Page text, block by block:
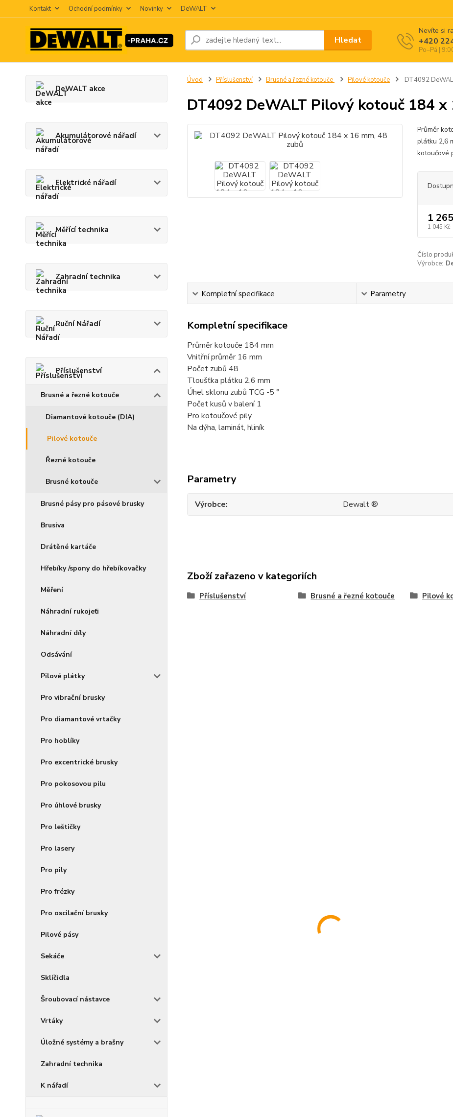
Kontakt Ochodní podmínky Novinky DeWALT
Hledat
Nevíte si
+420
Po–Pá |
DeWALT akce
Akumulátorové nářadí
Elektrické nářadí
Měřící technika
Zahradní technika
Ruční Nářadí
Příslušenství
Brusné a řezné kotouče
Diamantové kotouče (DIA)
Pilové kotouče
Řezné kotouče
Brusné kotouče
Brusné pásy pro pásové brusky
Brusiva
Drátěné kartáče
Hřebíky /spony do hřebíkovačky
Měření
Náhradní rukojeťi
Náhradní díly
Odsávání
Pilové plátky
Pro vibrační brusky
Pro diamantové vrtačky
Pro hoblíky
Pro excentrické brusky
Pro pokosovou pilu
Pro úhlové brusky
Pro leštičky
Pro lasery
Pro pily
Pro frézky
Pro oscilační brusky
Pilové pásy
Sekáče
Sklíčidla
Šroubovací nástavce
Vrtáky
Úložné systémy a brašny
Zahradní technika
K nářadí
Úvod Příslušenství Brusné a řezné kotouče Pilové kotouče DT4092
DT4092 DeWALT Pilový kotouč 184 x
Průměr
plátku 2,6
kotoučové
1
1 045 Kč
Číslo
Výrobce:
Kompletní specifikace Parametry
Kompletní specifikace
Průměr kotouče 184 mm
Vnitřní průměr 16 mm
Počet zubů 48
Tloušťka plátku 2,6 mm
Úhel sklonu zubů TCG -5 °
Počet kusů v balení 1
Pro kotoučové pily
Na dýha, laminát, hliník
Parametry
Výrobce Dewalt ®
Zboží zařazeno v kategoriích
Příslušenství Brusné a řezné kotouče Pilové